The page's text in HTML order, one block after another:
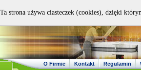
O Firmie Kontakt Regulamin
Ta strona używa ciasteczek (cookies), dzięki